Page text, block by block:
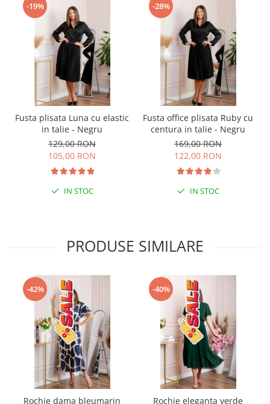
-19%
Fusta plisata Luna cu elastic
in talie - Negru
129,00 RON
105,00 RON
IN STOC
-28%
Fusta office plisata Ruby cu
centura in talie - Negru
169,00 RON
122,00 RON
IN STOC
PRODUSE SIMILARE
-42%
Rochie dama bleumarin
-40%
Rochie eleganta verde